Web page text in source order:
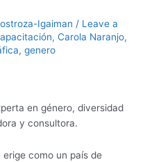
Igaiman / Leave a
, Carola Naranjo,
, genero
en género, diversidad
y consultora.
erige como un país de